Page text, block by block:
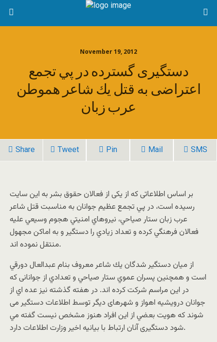
November 19, 2012
دستگيری گسترده در پي تجمع
اعتراضی به قتل يك شاعر هموطن
عرب زبان
Share Tweet Pin Mail SMS
بر اساس اطلاعاتی که از یکی از فعالان حقوق بشر به این سایت
رسیده است، در پي تجمع عظيم جوانان به مناسبت قتل شاعر
عرب زبان ستار صياحي، نيروهاي امنيتي هجوم وسيعي عليه
فعالان فرهنگي كرده و تعداد زيادي را دستگير و به اماكن مجهول
منتقل نموده اند.
از ميان دستگير شدگان يك شاعر معروف بنام عبدالعال دورقي
است و همچنين پسران عموي ستار صياحي و تعدادي از جوانانی كه
در اين مراسم شركت كرده اند. در هفته گذشته نيز عده اي از
جوانان درويشيه اهواز و شهرهای ديگر توسط اطلاعات دستگير مى
شوند كه هويت بعضي از اين افراد هنوز مشخص نيست گفته مي
شود دستگيری آنان ارتباط با بيانيه اخير وزارت اطلاعات دارد.